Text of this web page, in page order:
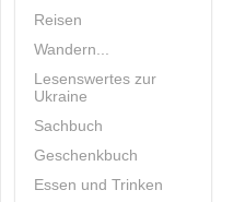
Reisen
Wandern...
Lesenswertes zur
Ukraine
Sachbuch
Geschenkbuch
Essen und Trinken